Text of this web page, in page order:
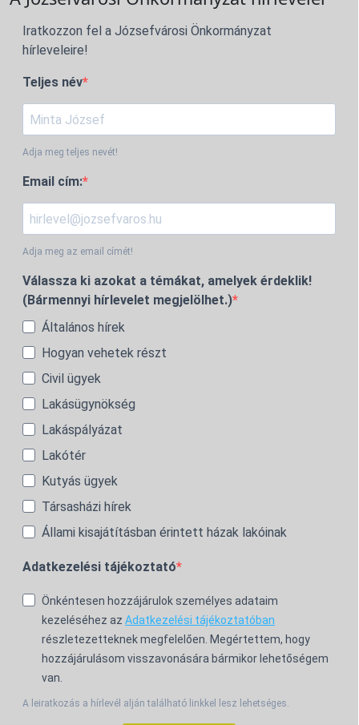
Iratkozzon fel a Józsefvárosi Önkormányzat
hírleveleire!
Teljes név
Adja meg teljes nevét!
Email cím:
Adja meg az email címét!
Válassza ki azokat a témákat, amelyek érdeklik!
(Bármennyi hírlevelet megjelölhet.)
Általános hírek
Hogyan vehetek részt
Civil ügyek
Lakásügynökség
Lakáspályázat
Lakótér
Kutyás ügyek
Társasházi hírek
Állami kisajátításban érintett házak lakóinak
Adatkezelési tájékoztató
Önkéntesen hozzájárulok személyes adataim
kezeléséhez az Adatkezelési tájékoztatóban
részletezetteknek megfelelően. Megértettem, hogy
hozzájárulásom visszavonására bármikor lehetőségem
van.
A leiratkozás a hírlevél alján található linkkel lesz lehetséges.